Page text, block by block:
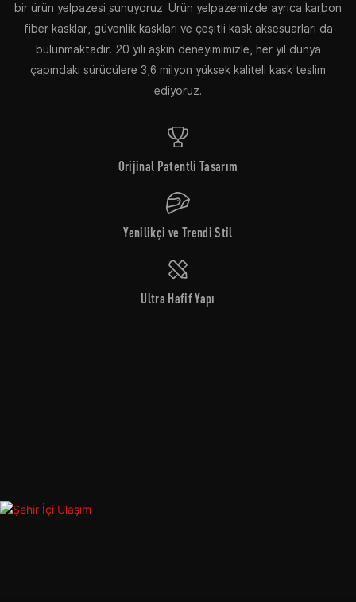
bir ürün yelpazesi sunuyoruz. Ürün yelpazemizde ayrıca karbon
fiber kasklar, güvenlik kaskları ve çeşitli kask aksesuarları da
bulunmaktadır. 20 yılı aşkın deneyimimizle, her yıl dünya
çapındaki sürücülere 3,6 milyon yüksek kaliteli kask teslim
ediyoruz.
Orijinal Patentli Tasarım
Yenilikçi ve Trendi Stil
Ultra Hafif Yapı